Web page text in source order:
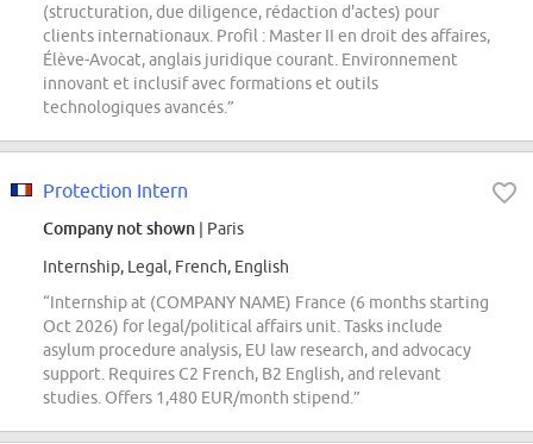
(structuration, due diligence, rédaction d'actes) pour
clients internationaux. Profil : Master II en droit des affaires,
Élève-Avocat, anglais juridique courant. Environnement
innovant et inclusif avec formations et outils
technologiques avancés.”
Protection Intern
Company not shown | Paris
Internship, Legal, French, English
“Internship at (COMPANY NAME) France (6 months starting
Oct 2026) for legal/political affairs unit. Tasks include
asylum procedure analysis, EU law research, and advocacy
support. Requires C2 French, B2 English, and relevant
studies. Offers 1,480 EUR/month stipend.”